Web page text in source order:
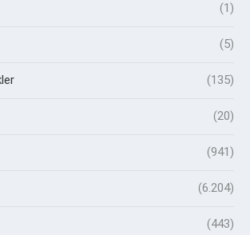
(1)
(5)
(135)
(20)
(941)
(6.204)
(443)